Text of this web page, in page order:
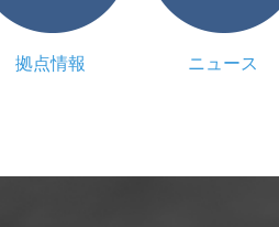
拠点情報 ニュース